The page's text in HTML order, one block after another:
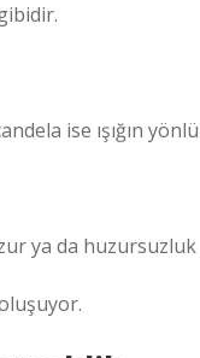
ise ışığın
ya da